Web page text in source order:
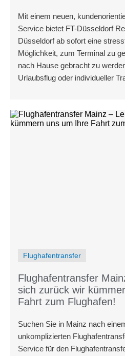
Mit einem neuen,
Service bietet FT-Düsseldorf
Düsseldorf ab sofort eine
Möglichkeit, zum Terminal zu
nach Hause gebracht zu
Urlaubsflug oder individueller
Flughafentransfer
Flughafentransfer
sich zurück wir
Fahrt zum Flughafen!
Suchen Sie in Mainz nach
unkomplizierten
Service für den